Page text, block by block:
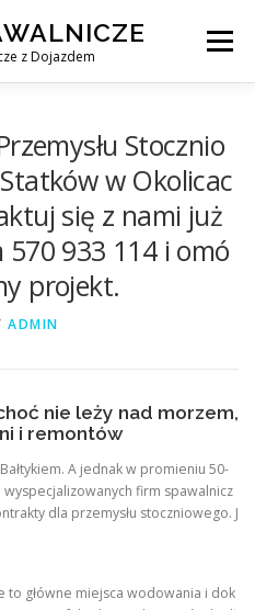
z Dojazdem
Menu
NASZE USŁUGI
Stocznio
w Okolicac
się z nami już
933 114 i omó
projekt.
ADMIN
nie leży nad morzem,
i remontów
A jednak w promieniu 50-
wyspecjalizowanych firm spawalnicz
dla przemysłu stoczniowego. J
to główne miejsca wodowania i dok